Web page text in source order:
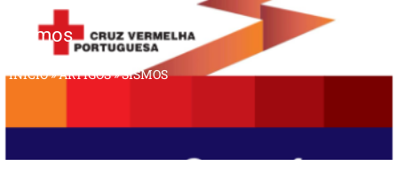
Sismos
INÍCIO»ARTIGOS»SISMOS